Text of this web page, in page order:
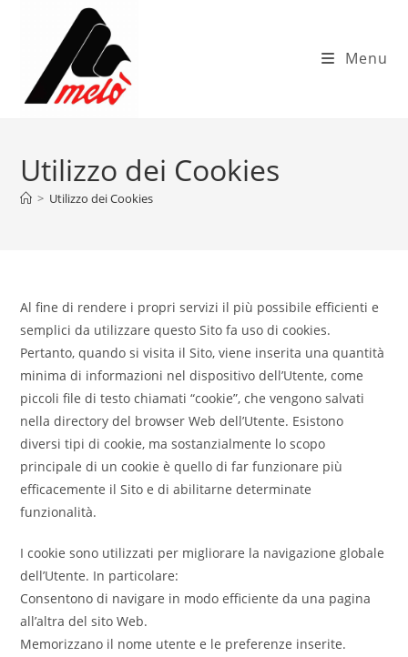
Menu
Utilizzo dei Cookies
> Utilizzo dei Cookies
Al fine di rendere i propri servizi il più possibile efficienti e
semplici da utilizzare questo Sito fa uso di cookies.
Pertanto, quando si visita il Sito, viene inserita una quantità
minima di informazioni nel dispositivo dell’Utente, come
piccoli file di testo chiamati “cookie”, che vengono salvati
nella directory del browser Web dell’Utente. Esistono
diversi tipi di cookie, ma sostanzialmente lo scopo
principale di un cookie è quello di far funzionare più
efficacemente il Sito e di abilitarne determinate
funzionalità.
I cookie sono utilizzati per migliorare la navigazione globale
dell’Utente. In particolare:
Consentono di navigare in modo efficiente da una pagina
all’altra del sito Web.
Memorizzano il nome utente e le preferenze inserite.